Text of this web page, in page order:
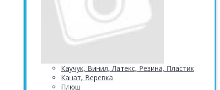
Каучук, Винил, Латекс, Резина, Пластик
Канат, Веревка
Плюш